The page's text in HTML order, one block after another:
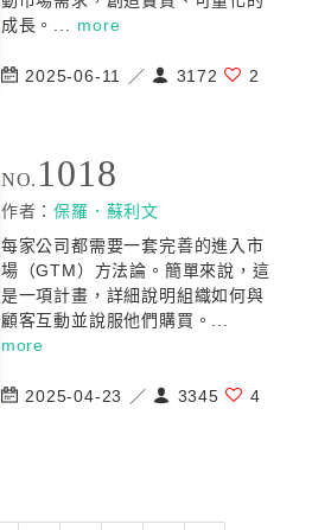
成長。... more
2025-06-11 ／ 3172 2
NO. 1018
作者：保羅．蘇利文
每家公司都需要一套完善的進入市
場（GTM）方法論。簡單來說，這
是一項計畫，詳細說明組織如何與
顧客互動並說服他們購買。...
more
2025-04-23 ／ 3345 4